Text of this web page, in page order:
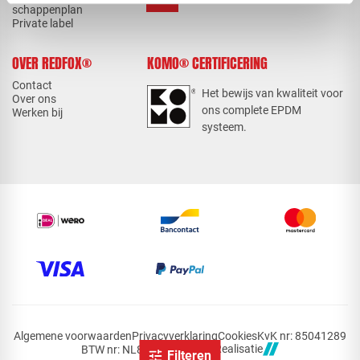
Filteren
schappenplan
Private label
OVER REDFOX®
Contact
Over ons
Werken bij
KOMO® CERTIFICERING
Het bewijs van kwaliteit voor
ons complete EPDM
systeem.
Algemene voorwaardenPrivacyverklaringCookiesKvK nr: 85041289
BTW nr: NL863483732B01
Realisatie